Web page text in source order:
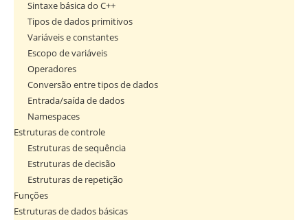
Sintaxe básica do C++
Tipos de dados primitivos
Variáveis e constantes
Escopo de variáveis
Operadores
Conversão entre tipos de dados
Entrada/saída de dados
Namespaces
Estruturas de controle
Estruturas de sequência
Estruturas de decisão
Estruturas de repetição
Funções
Estruturas de dados básicas